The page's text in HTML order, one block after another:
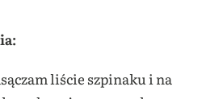
liście szpinaku i na